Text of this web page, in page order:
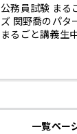
公務員試験 まる
ズ 関野喬のパタ
まるごと講義生
一覧ペー